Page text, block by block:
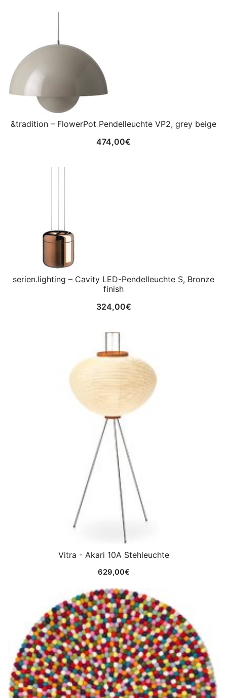
&tradition – FlowerPot Pendelleuchte VP2, grey beige
474,00€
serien.lighting – Cavity LED-Pendelleuchte S, Bronze
finish
324,00€
Vitra - Akari 10A Stehleuchte
629,00€